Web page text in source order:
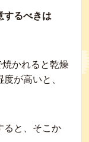
するべきは
かれると乾燥
が高いと、
ると、そこか